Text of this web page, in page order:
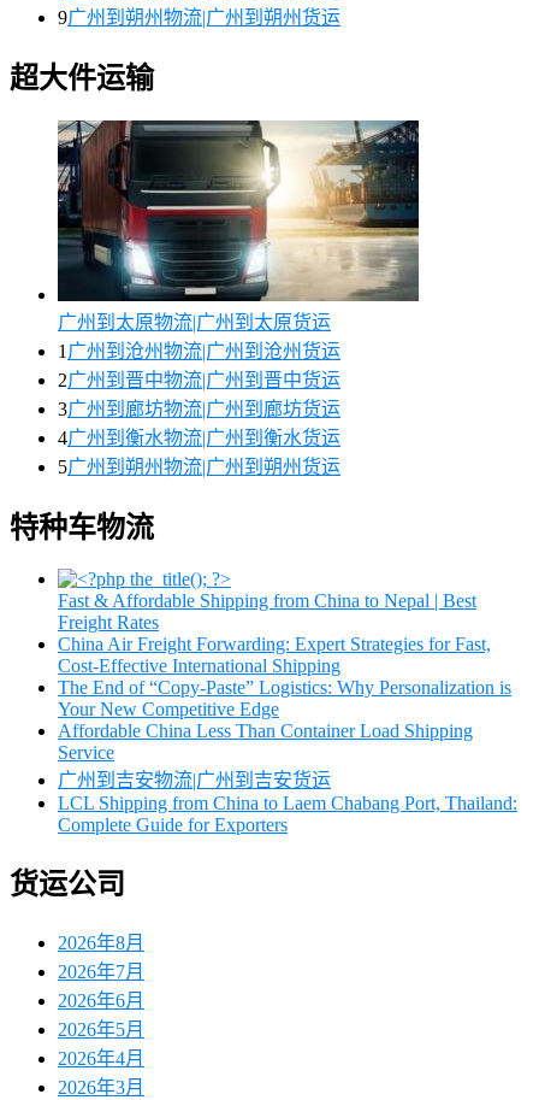
9广州到朔州物流|广州到朔州货运
超大件运输
广州到太原物流|广州到太原货运
1 广州到沧州物流|广州到沧州货运
2广州到晋中物流|广州到晋中货运
3广州到廊坊物流|广州到廊坊货运
4广州到衡水物流|广州到衡水货运
5广州到朔州物流|广州到朔州货运
特种车物流
Fast & Affordable Shipping from China to Nepal | Best
Freight Rates
China Air Freight Forwarding: Expert Strategies for Fast,
Cost-Effective International Shipping
The End of “Copy-Paste” Logistics: Why Personalization is
Your New Competitive Edge
Affordable China Less Than Container Load Shipping
Service
广州到吉安物流|广州到吉安货运
LCL Shipping from China to Laem Chabang Port, Thailand:
Complete Guide for Exporters
货运公司
2026年8月
2026年7月
2026年6月
2026年5月
2026年4月
2026年3月